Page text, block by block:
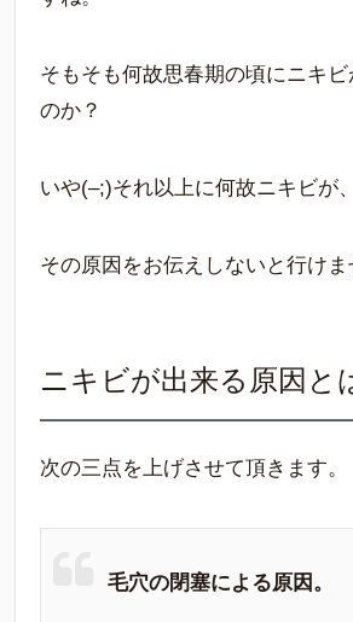
そもそも何故思春期の頃にニキ
のか？
いや(–;)それ以上に何故ニキビが
その原因をお伝えしないと行けま
ニキビが出来る原因と
次の三点を上げさせて頂きます。
毛穴の閉塞による原因。